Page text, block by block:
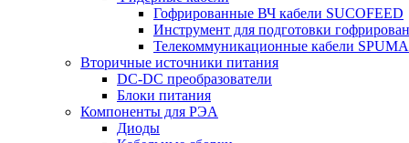
Гофрированные ВЧ кабели SUCOFEED
Инструмент для подготовки
Телекоммуникационные кабели SPUMA
Вторичные источники питания
DC-DC преобразователи
Блоки питания
Компоненты для РЭА
Диоды